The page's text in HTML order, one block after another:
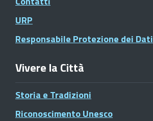
URP
Responsabile Protezione dei Dati
Vivere la Città
Storia e Tradizioni
Riconoscimento Unesco